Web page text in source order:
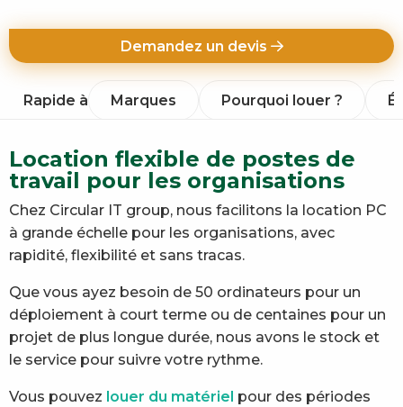
Demandez un devis
Rapide à Marques Pourquoi louer ?
Location flexible de postes de
travail pour les organisations
Chez Circular IT group, nous facilitons la location PC
à grande échelle pour les organisations, avec
rapidité, flexibilité et sans tracas.
Que vous ayez besoin de 50 ordinateurs pour un
déploiement à court terme ou de centaines pour un
projet de plus longue durée, nous avons le stock et
le service pour suivre votre rythme.
Vous pouvez louer du matériel pour des périodes